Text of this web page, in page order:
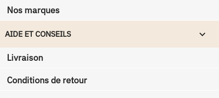
Nos marques
AIDE ET CONSEILS 
Livraison
Conditions de retour